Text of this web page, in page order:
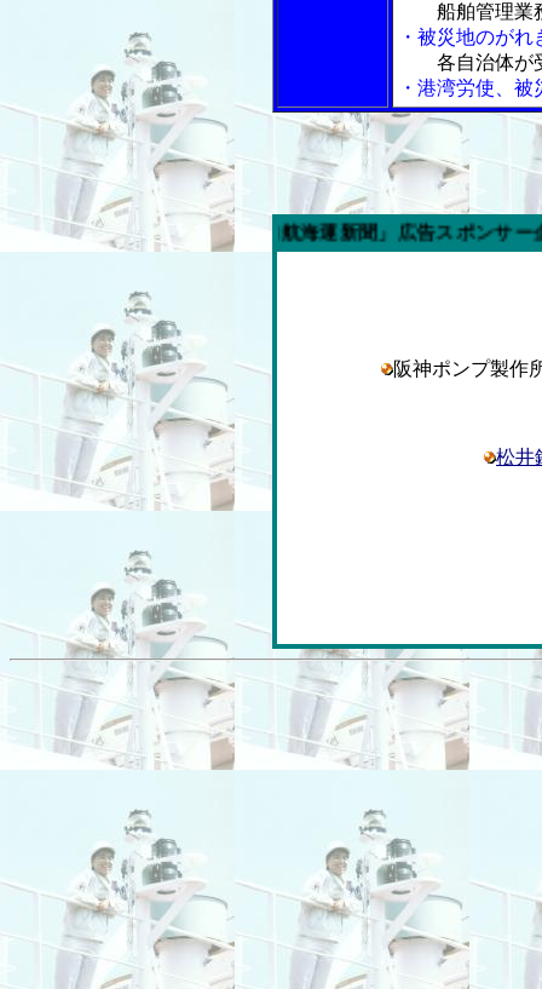
船舶管理業
・被災地のが
各自治体が
・港湾労使、
今週の「内航海運新聞」広告スポンサー企業
阪神ポンプ製
松井